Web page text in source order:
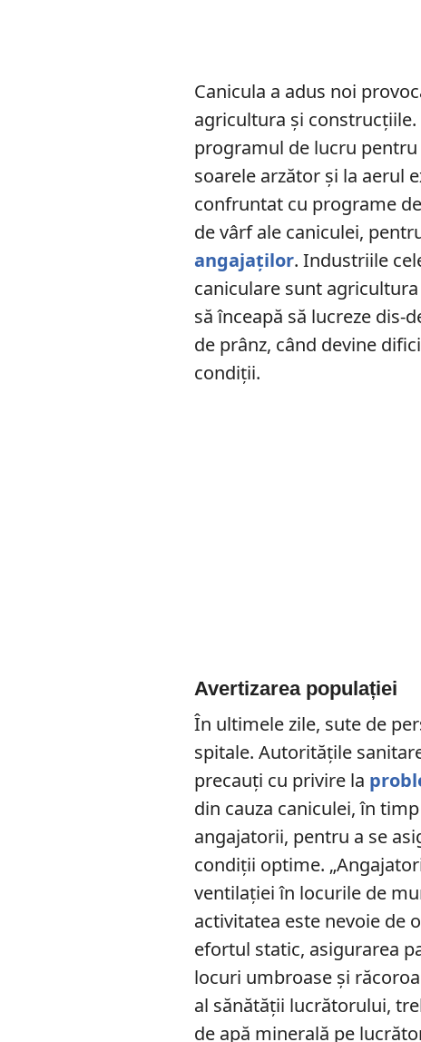
Canicula a adus noi
agricultura și
programul de lucru
soarele arzător și la aerul
confruntat cu programe
de vârf ale caniculei,
angajaților. Industriile
caniculare sunt
să înceapă să lucreze dis-
de prânz, când devine
condiții.
Avertizarea populației
În ultimele zile, sute de
spitale. Autoritățile
precauți cu privire la
din cauza caniculei, în
angajatorii, pentru a se
condiții optime.
ventilației în locurile de
activitatea este nevoie de
efortul static, asigurarea
locuri umbroase şi
al sănătăţii lucrătorului,
de apă minerală pe